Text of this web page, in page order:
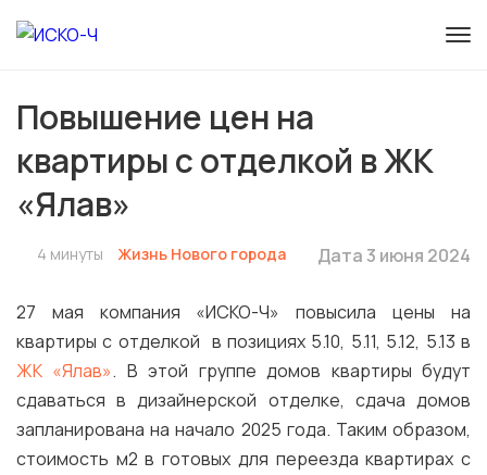
Повышение цен на
квартиры с отделкой в ЖК
«Ялав»
4 минуты Жизнь Нового города Дата 3 июня 2024
27 мая компания «ИСКО-Ч» повысила цены на
квартиры с отделкой в позициях 5.10, 5.11, 5.12, 5.13 в
ЖК «Ялав». В этой группе домов квартиры будут
сдаваться в дизайнерской отделке, сдача домов
запланирована на начало 2025 года. Таким образом,
стоимость м2 в готовых для переезда квартирах с